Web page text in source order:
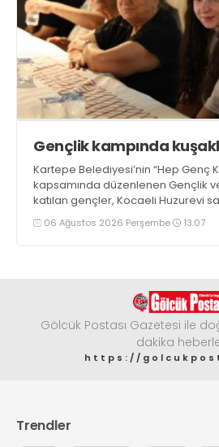
Gençlik kampında
Kartepe Belediyesi’nin “Hep Genç
kapsamında düzenlenen Gençlik
katılan gençler, Kocaeli Huzurevi
geldi06 Ağustos 2026 Perşembe 13:07
Gölcük Postası Gazetesi ile
dakika
https://
Trendler